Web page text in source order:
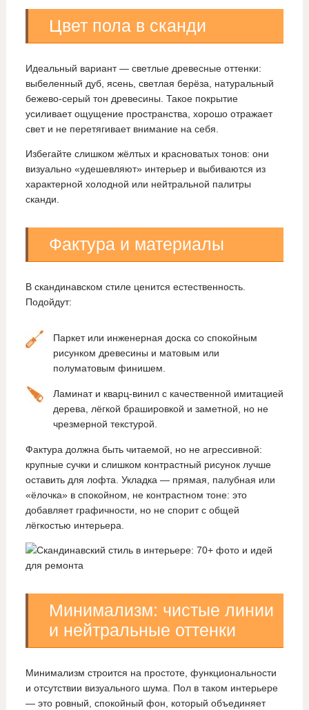
Цвет пола в сканди
Идеальный вариант — светлые древесные оттенки:
выбеленный дуб, ясень, светлая берёза, натуральный
бежево‑серый тон древесины. Такое покрытие
усиливает ощущение пространства, хорошо отражает
свет и не перетягивает внимание на себя.
Избегайте слишком жёлтых и красноватых тонов: они
визуально «удешевляют» интерьер и выбиваются из
характерной холодной или нейтральной палитры
сканди.
Фактура и материалы
В скандинавском стиле ценится естественность.
Подойдут:
Паркет или инженерная доска со спокойным
рисунком древесины и матовым или
полуматовым финишем.
Ламинат и кварц‑винил с качественной имитацией
дерева, лёгкой брашировкой и заметной, но не
чрезмерной текстурой.
Фактура должна быть читаемой, но не агрессивной:
крупные сучки и слишком контрастный рисунок лучше
оставить для лофта. Укладка — прямая, палубная или
«ёлочка» в спокойном, не контрастном тоне: это
добавляет графичности, но не спорит с общей
лёгкостью интерьера.
Минимализм: чистые линии
и нейтральные оттенки
Минимализм строится на простоте, функциональности
и отсутствии визуального шума. Пол в таком интерьере
— это ровный, спокойный фон, который объединяет